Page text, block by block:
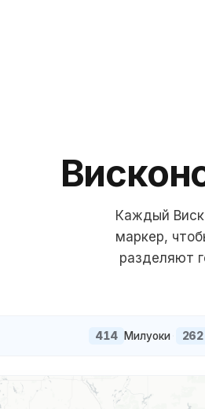
Каждый
маркер,
разделяют
414 Милуоки 262